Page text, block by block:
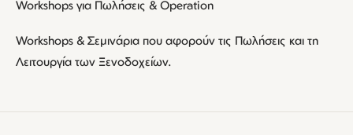
Workshops για Πωλήσεις & Operation
Workshops & Σεμινάρια που αφορούν τις Πωλήσεις και τη
Λειτουργία των Ξενοδοχείων.